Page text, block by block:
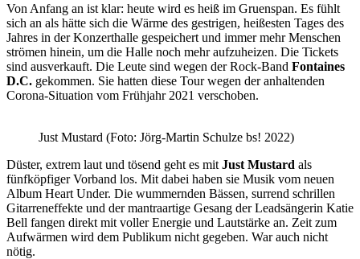
Von Anfang an ist klar: heute wird es heiß im Gruenspan. Es fühlt
sich an als hätte sich die Wärme des gestrigen, heißesten Tages des
Jahres in der Konzerthalle gespeichert und immer mehr Menschen
strömen hinein, um die Halle noch mehr aufzuheizen. Die Tickets
sind ausverkauft. Die Leute sind wegen der Rock-Band Fontaines
D.C. gekommen. Sie hatten diese Tour wegen der anhaltenden
Corona-Situation vom Frühjahr 2021 verschoben.
Just Mustard (Foto: Jörg-Martin Schulze bs! 2022)
Düster, extrem laut und tösend geht es mit Just Mustard als
fünfköpfiger Vorband los. Mit dabei haben sie Musik vom neuen
Album Heart Under. Die wummernden Bässen, surrend schrillen
Gitarreneffekte und der mantraartige Gesang der Leadsängerin Katie
Bell fangen direkt mit voller Energie und Lautstärke an. Zeit zum
Aufwärmen wird dem Publikum nicht gegeben. War auch nicht
nötig.